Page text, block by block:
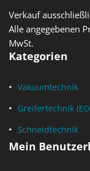
Verkauf
Alle angegebenen
MwSt.
Kategorien
Vakuumtechnik
Greifertechnik
Schneidtechnik
Mein